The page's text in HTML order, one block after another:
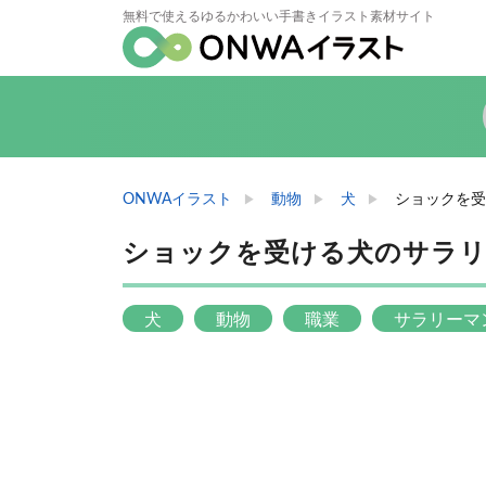
無料で使えるゆるかわいい手書きイラスト素材サイト
ONWAイラスト 動物 犬 ショックを
ショックを受ける犬のサラ
犬 動物 職業 サラリーマ